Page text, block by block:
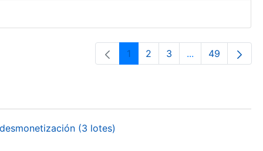
Página
1 Página
2 Página
3 ...PáginasPágina
49
(3 lotes)